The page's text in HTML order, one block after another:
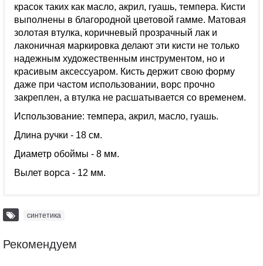
красок таких как масло, акрил, гуашь, темпера. Кисти
выполнены в благородной цветовой гамме. Матовая
золотая втулка, коричневый прозрачный лак и
лаконичная маркировка делают эти кисти не только
надежным художественным инструментом, но и
красивым аксессуаром. Кисть держит свою форму
даже при частом использовании, ворс прочно
закреплен, а втулка не расшатывается со временем.
Использование: темпера, акрил, масло, гуашь.
Длина ручки - 18 см.
Диаметр обоймы - 8 мм.
Вылет ворса - 12 мм.
синтетика
Рекомендуем